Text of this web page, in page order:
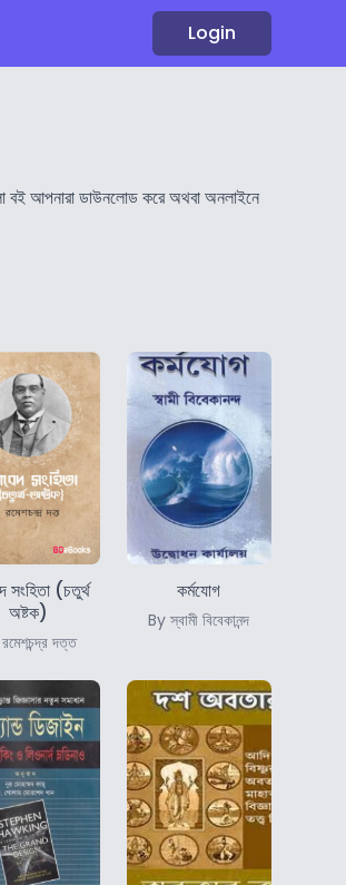
Login
বই আপনারা ডাউনলোড করে অথবা অনলাইনে
সংহিতা (চতুর্থ
অষ্টক)
দত্ত
কর্মযোগ
By স্বামী বিবেকানন্দ